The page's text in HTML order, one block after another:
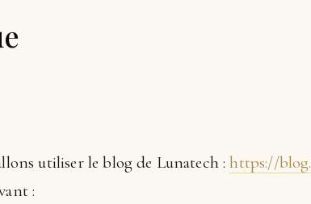
utiliser le blog de Lunatech :https://
: